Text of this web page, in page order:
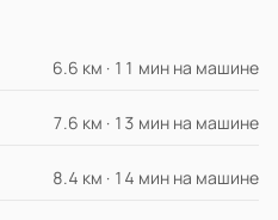
6.6 км · 11 мин на машине
7.6 км · 13 мин на машине
8.4 км · 14 мин на машине